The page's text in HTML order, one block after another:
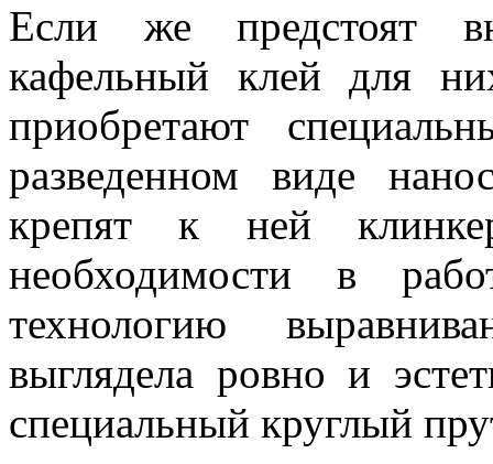
Если же предстоят
кафельный клей для
приобретают
разведенном виде
крепят к ней
необходимости в
технологию
выглядела ровно и
специальный круглый